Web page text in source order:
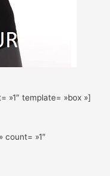
»1″ template= »box »]
count= »1″